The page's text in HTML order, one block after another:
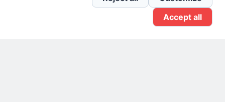
Accept all